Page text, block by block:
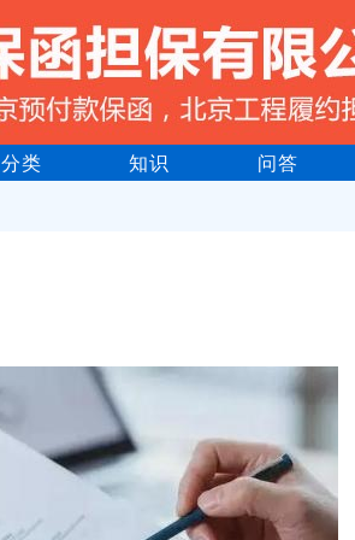
分类 知识 问答